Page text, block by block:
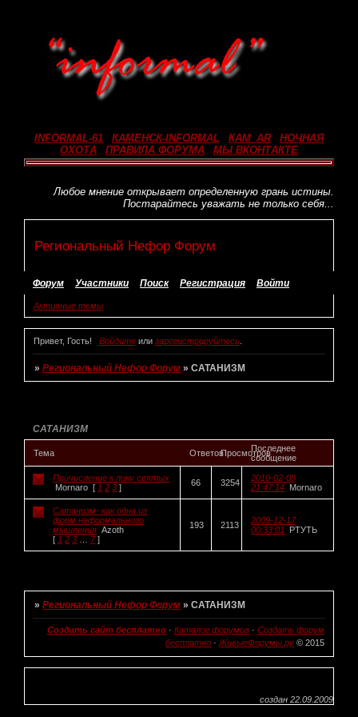
INFORMAL-61 КАМЕНСК-INFORMAL КАМ_AR_ НОЧНАЯ
ОХОТА
ПРАВИЛА ФОРУМА МЫ ВКОНТАКТЕ
Любое мнение открывает определенную грань истины.
Постарайтесь уважать не только себя...
Региональный Нефор Форум
Форум Участники Поиск Регистрация Войти
Активные темы
Привет, Гость! Войдитеили зарегистрируйтесь
»Региональный Нефор Форум »САТАНИЗМ
САТАНИЗМ
Тема ОтветовПросмотровПоследнее
сообщение
Причисление к лику святых
Mornaro [ 1 2 3 ] 66 3254
2010-02-08
21:47:14 Mornaro
Сатанизм- как одна из
форм неформального
мышления Azoth
[ 1 2 3 7 ]
193 2113
2009-12-17
00:33:01
РТУТЬ
»Региональный Нефор Форум »САТАНИЗМ
Создать сайт бесплатно · Каталог форумов · Создать форум
бесплатно · ЖивыеФорумы.ру © 2015
создан 22.09.2009